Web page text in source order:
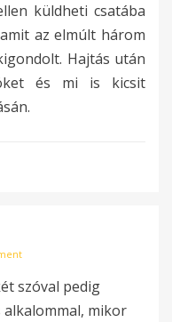
küldheti csatába
az elmúlt három
Hajtás után
és mi is kicsit
szóval pedig
mikor